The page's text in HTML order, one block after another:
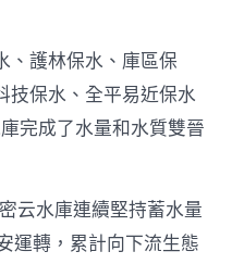
、護林保水、庫區保
技保水、全平易近保水
完成了水量和水質雙晉
云水庫連續堅持蓄水量
運轉，累計向下流生態